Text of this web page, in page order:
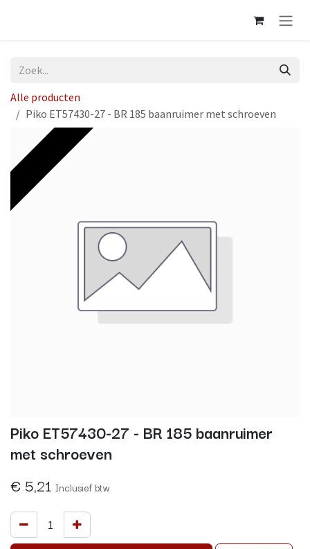
Alle producten
Piko ET57430-27 - BR 185 baanruimer met schroeven
Op voorraad
Piko ET57430-27 - BR 185 baanruimer
met schroeven
€ 5,21 Inclusief btw